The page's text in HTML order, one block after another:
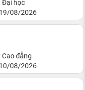
Đại học
08/2026
Cao đẳng
08/2026